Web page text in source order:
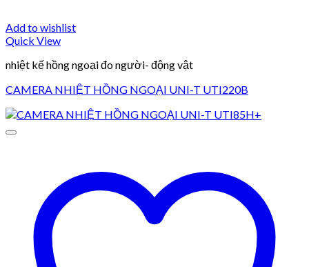
Add to wishlist
Quick View
nhiệt kế hồng ngoại đo người- động vật
CAMERA NHIỆT HỒNG NGOẠI UNI-T UTI220B